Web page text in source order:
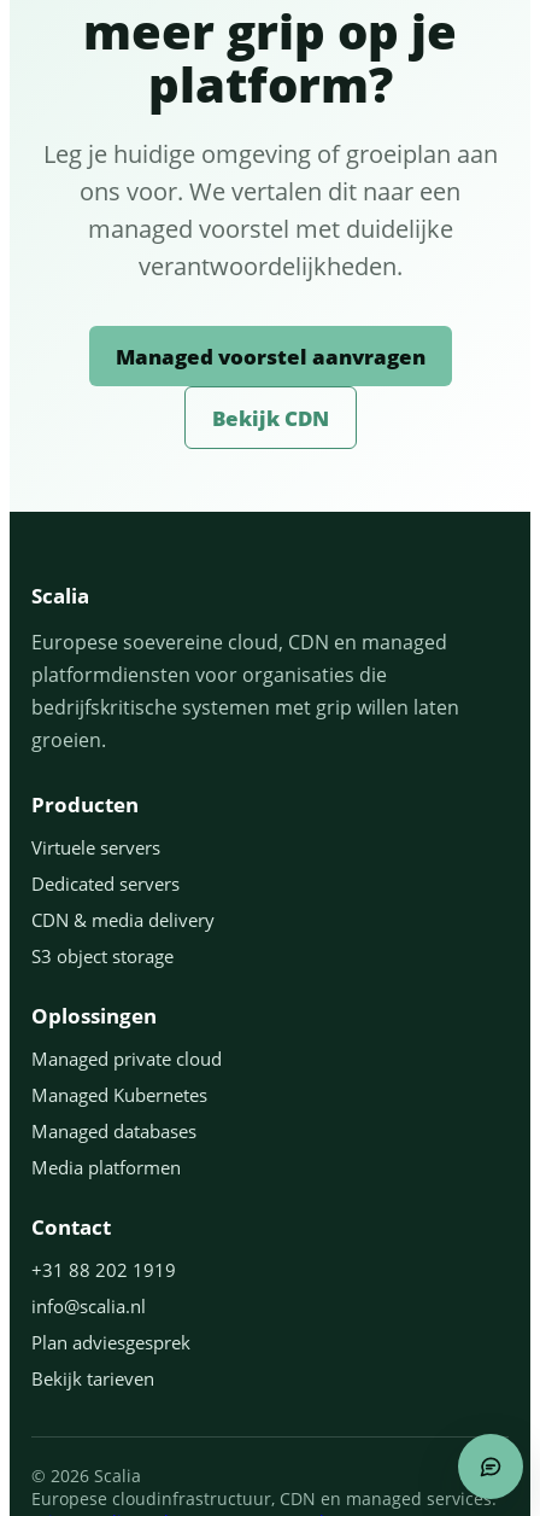
meer grip op je
platform?
Leg je huidige omgeving of groeiplan aan
ons voor. We vertalen dit naar een
managed voorstel met duidelijke
verantwoordelijkheden.
Managed voorstel aanvragen
Bekijk CDN
Scalia
Europese soevereine cloud, CDN en managed
platformdiensten voor organisaties die
bedrijfskritische systemen met grip willen laten
groeien.
Producten
Virtuele servers
Dedicated servers
CDN & media delivery
S3 object storage
Oplossingen
Managed private cloud
Managed Kubernetes
Managed databases
Media platformen
Contact
+31 88 202 1919
info@scalia.nl
Plan adviesgesprek
Bekijk tarieven
© 2026 Scalia
Europese cloudinfrastructuur, CDN en managed services.